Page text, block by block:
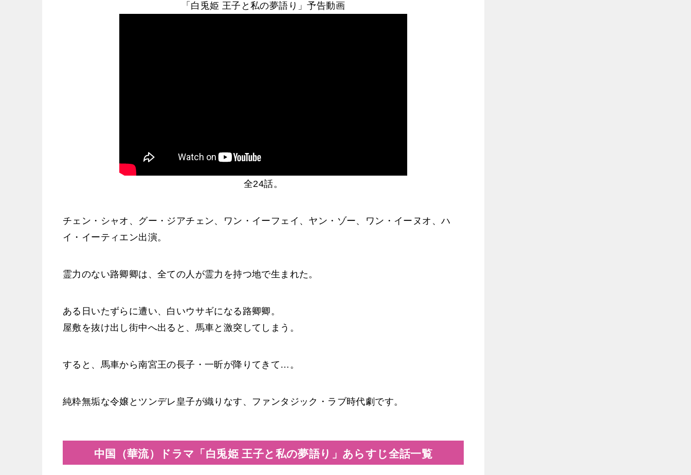
「白兎姫 王子と私の夢語り」予告動画
全24話。
チェン・シャオ、グー・ジアチェン、ワン・イーフェイ、ヤン・ゾー、ワン・イーヌオ、ハ
イ・イーティエン出演。
霊力のない路卿卿は、全ての人が霊力を持つ地で生まれた。
ある日いたずらに遭い、白いウサギになる路卿卿。
屋敷を抜け出し街中へ出ると、馬車と激突してしまう。
すると、馬車から南宮王の長子・一昕が降りてきて…。
純粋無垢な令嬢とツンデレ皇子が織りなす、ファンタジック・ラブ時代劇です。
中国（華流）ドラマ「白兎姫 王子と私の夢語り」あらすじ全話一覧